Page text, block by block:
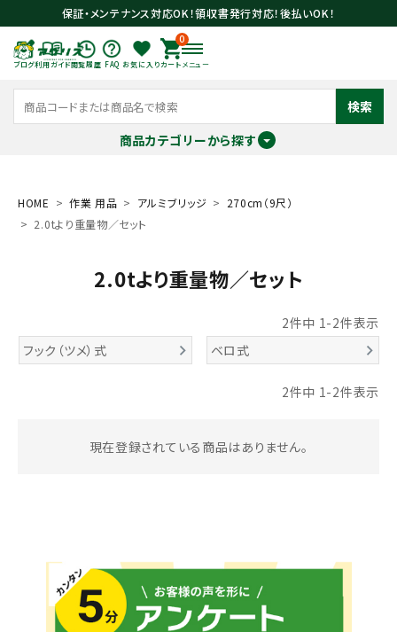
保証・メンテナンス対応OK！領収書発行対応！後払いOK！
ブログ利用ガイド閲覧履歴 FAQ お気に入り
0
カート メニュー
検索
商品カテゴリーから探す
meeting_room ログイン person 会員登録
農業資材
作業用品
HOME 作業 用品 アルミブリッジ
270cm（9尺）
2.0tより重量物／セット
2.0tより重量物／セット
2件中 1-2件表示
フック（ツメ）式
ベロ式
2件中 1-2件表示
現在登録されている商品はありません。